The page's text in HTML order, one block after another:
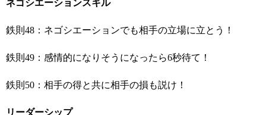
ネゴシエーションスキル
鉄則48：ネゴシエーションでも相手の立場に立とう！
鉄則49：感情的になりそうになったら6秒待て！
鉄則50：相手の得と共に相手の損も説け！
リーダーシップ